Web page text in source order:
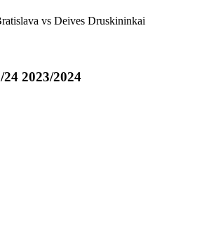
vs Deives Druskininkai
2023/2024